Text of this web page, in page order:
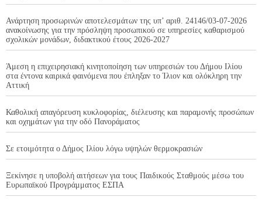
Ανάρτηση προσωρινών αποτελεσμάτων της υπ’ αριθ. 24146/03-07-2026
ανακοίνωσης για την πρόσληψη προσωπικού σε υπηρεσίες καθαρισμού
σχολικών μονάδων, διδακτικού έτους 2026-2027
Άμεση η επιχειρησιακή κινητοποίηση των υπηρεσιών του Δήμου Ιλίου
στα έντονα καιρικά φαινόμενα που έπληξαν το Ίλιον και ολόκληρη την
Αττική
Καθολική απαγόρευση κυκλοφορίας, διέλευσης και παραμονής προσώπων
και οχημάτων για την οδό Πανοράματος
Σε ετοιμότητα ο Δήμος Ιλίου λόγω υψηλών θερμοκρασιών
Ξεκίνησε η υποβολή αιτήσεων για τους Παιδικούς Σταθμούς μέσω του
Ευρωπαϊκού Προγράμματος ΕΣΠΑ